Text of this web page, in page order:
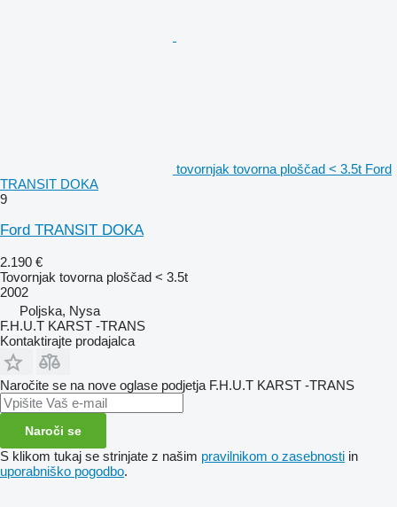
tovornjak tovorna ploščad < 3.5t Ford
TRANSIT DOKA
9
Ford TRANSIT DOKA
2.190 €
Tovornjak tovorna ploščad < 3.5t
2002
Poljska, Nysa
F.H.U.T KARST -TRANS
Kontaktirajte prodajalca
Naročite se na nove oglase podjetja F.H.U.T KARST -TRANS
Naroči se
S klikom tukaj se strinjate z našim pravilnikom o zasebnosti in
uporabniško pogodbo.